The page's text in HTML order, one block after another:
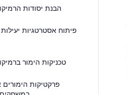
הבנת יסודות
פיתוח אסטרטגיות
טכניקות הימור
פרקטיקות הימורים